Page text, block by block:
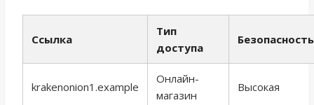
Ссылка
Тип
доступа
Безопасность
krakenonion1.example
Онлайн-
магазин
Высокая